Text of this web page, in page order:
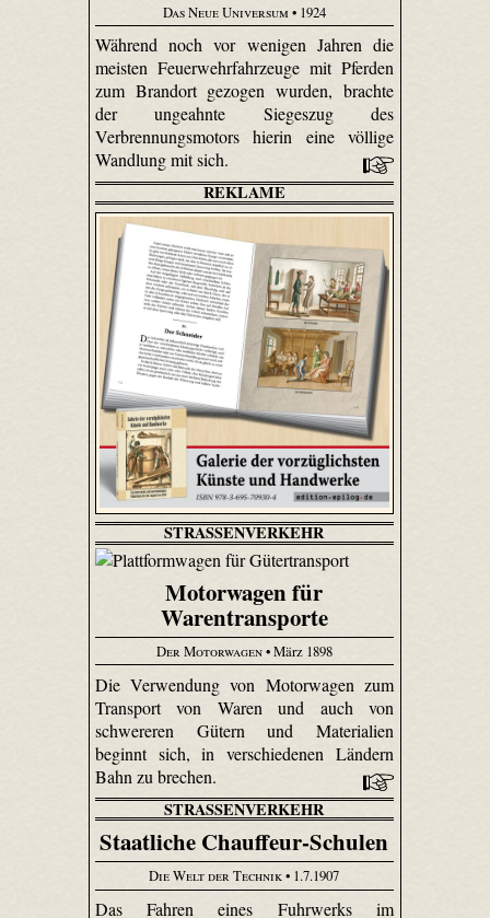
Das Neue Universum • 1924
Während noch vor wenigen Jahren die
meisten Feuerwehrfahrzeuge mit Pferden
zum Brandort gezogen wurden, brachte
der ungeahnte Siegeszug des
Verbrennungsmotors hierin eine völlige
Wandlung mit sich.
REKLAME
STRASSENVERKEHR
Motorwagen für
Warentransporte
Der Motorwagen• März 1898
Die Verwendung von Motorwagen zum
Transport von Waren und auch von
schwereren Gütern und Materialien
beginnt sich, in verschiedenen Ländern
Bahn zu brechen.
STRASSENVERKEHR
Staatliche Chauffeur-Schulen
Die Welt der Technik• 1.7.1907
Das Fahren eines Fuhrwerks im